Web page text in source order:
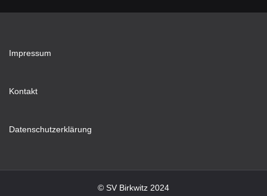
Impressum
Kontakt
Datenschutzerklärung
© SV Birkwitz 2024